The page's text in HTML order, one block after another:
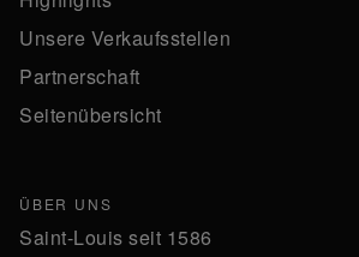
Unsere Verkaufsstellen
Partnerschaft
Seitenübersicht
ÜBER UNS
Saint-Louis seit 1586